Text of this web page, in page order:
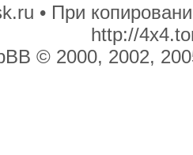
• При
http://
© 2000, 2002,